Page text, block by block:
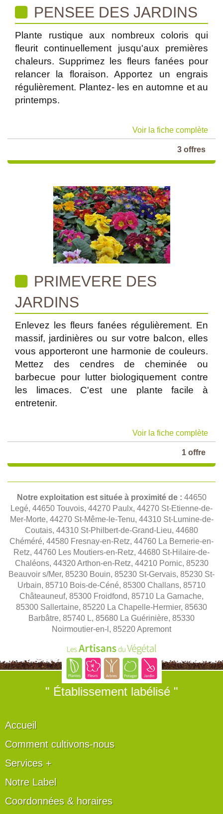
PENSEE DES JARDINS
Plante rustique aux nombreux coloris qui
fleurit continuellement jusqu'aux premières
chaleurs. Supprimez les fleurs fanées pour
relancer la floraison. Apportez un engrais
régulièrement. Plantez- les en automne et au
printemps.
Voir la fiche complète
3 offres
PRIMEVERE DES
JARDINS
Enlevez les fleurs fanées régulièrement. En
massif, jardinières ou sur votre balcon, elles
vous apporteront une harmonie de couleurs.
Mettez des cendres de cheminée ou
barbecue pour lutter biologiquement contre
les limaces. C'est une plante facile à
entretenir.
Voir la fiche complète
1 offre
Notre exploitation est située à proximité de : 44650
Legé, 44650 Touvois, 44270 Paulx, 44270 St-Etienne-de-
Mer-Morte, 44270 St-Même-le-Tenu, 44310 St-Lumine-de-
Coutais, 44310 St-Philbert-de-Grand-Lieu, 44680
Chéméré, 44580 Fresnay-en-Retz, 44760 La Bernerie-en-
Retz, 44760 Les Moutiers-en-Retz, 44680 St-Hilaire-de-
Chaléons, 44320 Arthon-en-Retz, 44210 Pornic, 85230
Beauvoir s/Mer, 85230 Bouin, 85230 St-Gervais, 85230 St-
Urbain, 85710 Bois-de-Céné, 85300 Challans, 85710
Châteauneuf, 85300 Froidfond, 85710 La Garnache,
85300 Sallertaine, 85220 La Chapelle-Hermier, 85630
Barbâtre, 85740 L, 85680 La Guérinière, 85330
Noirmoutier-en-l, 85220 Apremont
" Établissement labélisé "
Accueil
Comment cultivons-nous
Services +
Notre Label
Coordonnées & horaires